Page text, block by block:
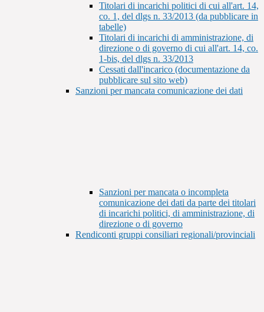
Titolari di incarichi politici di cui all'art. 14,
co. 1, del dlgs n. 33/2013 (da pubblicare in
tabelle)
Titolari di incarichi di amministrazione, di
direzione o di governo di cui all'art. 14, co.
1-bis, del dlgs n. 33/2013
Cessati dall'incarico (documentazione da
pubblicare sul sito web)
Sanzioni per mancata comunicazione dei dati
Sanzioni per mancata o incompleta
comunicazione dei dati da parte dei titolari
di incarichi politici, di amministrazione, di
direzione o di governo
Rendiconti gruppi consiliari regionali/provinciali